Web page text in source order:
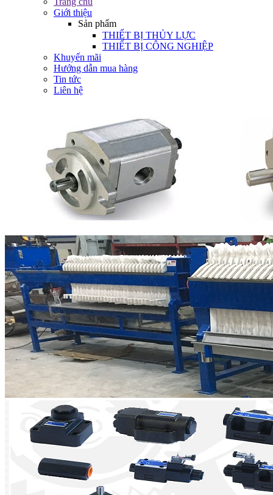
Giới thiệu
Sản phẩm
THIẾT BỊ THỦY LỰC
THIẾT BỊ CÔNG NGHIỆP
Khuyến mãi
Hướng dẫn mua hàng
Tin tức
Liên hệ